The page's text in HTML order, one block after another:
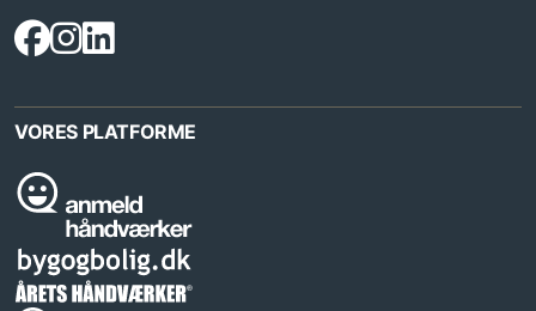
VORES PLATFORME